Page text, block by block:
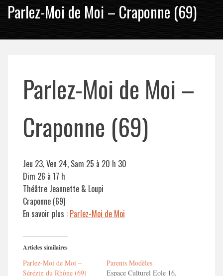
Parlez-Moi de Moi – Craponne (69)
Parlez-Moi de Moi –
Craponne (69)
Jeu 23, Ven 24, Sam 25 à 20 h 30
Dim 26 à 17 h
Théâtre Jeannette & Loupi
Craponne (69)
En savoir plus : Parlez-Moi de Moi
Articles similaires
Parlez-Moi de Moi –
Sérézin du Rhône (69)
Parents Modèles
Espace Culturel Eole 16,